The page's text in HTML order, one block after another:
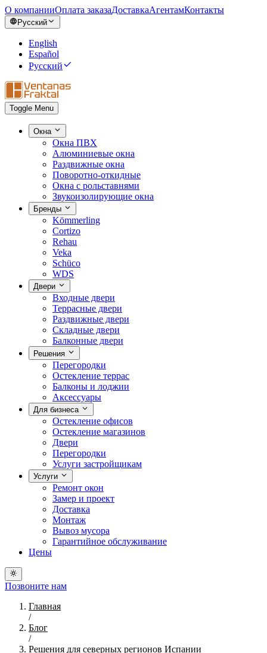
О компанииОплата заказаДоставкаАгентамКонтакты
Русский
English
Español
Русский
Toggle Menu
Окна
Окна ПВХ
Алюминиевые окна
Раздвижные окна
Поворотно-откидные
Окна с рольставнями
Звукоизолирующие окна
Бренды
Kömmerling
Cortizo
Rehau
Veka
Schüco
WDS
Двери
Входные двери
Террасные двери
Раздвижные двери
Складные двери
Балконные двери
Решения
Перегородки
Остекление террас
Балконы и лоджии
Аксессуары
Для бизнеса
Остекление офисов
Остекление магазинов
Двери
Перегородки
Услуги застройщикам
Услуги
Ремонт окон
Замер и проект
Доставка
Монтаж
Вывоз мусора
Гарантийное обслуживание
Цены
Позвоните нам
Главная
/
Блог
/
Решения для северных регионов Испании